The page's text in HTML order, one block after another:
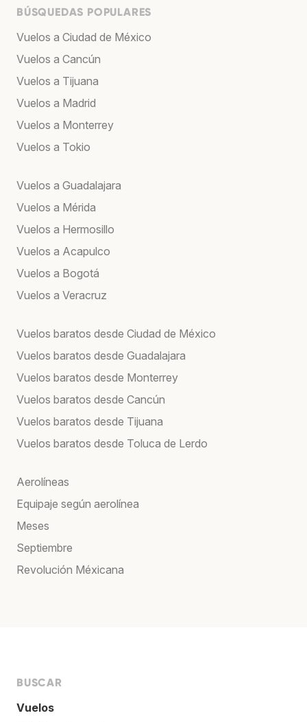
BÚSQUEDAS POPULARES
Vuelos a Ciudad de México
Vuelos a Cancún
Vuelos a Tijuana
Vuelos a Madrid
Vuelos a Monterrey
Vuelos a Tokio
Vuelos a Guadalajara
Vuelos a Mérida
Vuelos a Hermosillo
Vuelos a Acapulco
Vuelos a Bogotá
Vuelos a Veracruz
Vuelos baratos desde Ciudad de México
Vuelos baratos desde Guadalajara
Vuelos baratos desde Monterrey
Vuelos baratos desde Cancún
Vuelos baratos desde Tijuana
Vuelos baratos desde Toluca de Lerdo
Aerolíneas
Equipaje según aerolínea
Meses
Septiembre
Revolución Méxicana
BUSCAR
Vuelos